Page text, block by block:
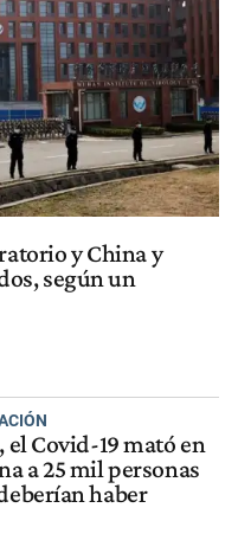
y China y
según un
el Covid-19 mató en
a 25 mil personas
haber